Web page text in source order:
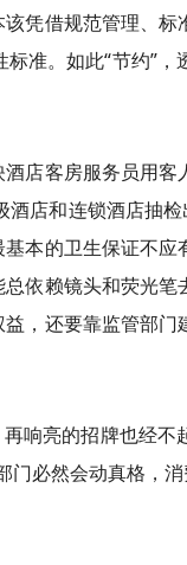
凭借规范管理、标
准。如此“节约”
店客房服务员用
店和连锁酒店抽检
本的卫生保证不
依赖镜头和荧光笔
，还要靠监管部
响亮的招牌也经
必然会动真格，消